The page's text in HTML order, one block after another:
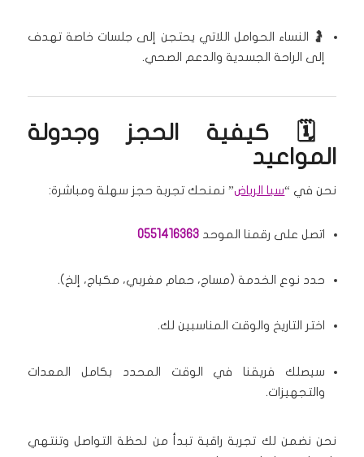
🤰 النساء الحوامل اللاتي يحتجن إلى جلسات خاصة تهدف
إلى الراحة الجسدية والدعم الصحي.
🗓️ كيفية الحجز وجدولة
المواعيد
نحن في “سبا الرياض” نمنحك تجربة حجز سهلة ومباشرة:
اتصل على رقمنا الموحد 0551416363
حدد نوع الخدمة (مساج، حمام مغربي، مكياج، إلخ).
اختر التاريخ والوقت المناسبين لك.
سيصلك فريقنا في الوقت المحدد بكامل المعدات
والتجهيزات.
نحن نضمن لك تجربة راقية تبدأ من لحظة التواصل وتنتهي